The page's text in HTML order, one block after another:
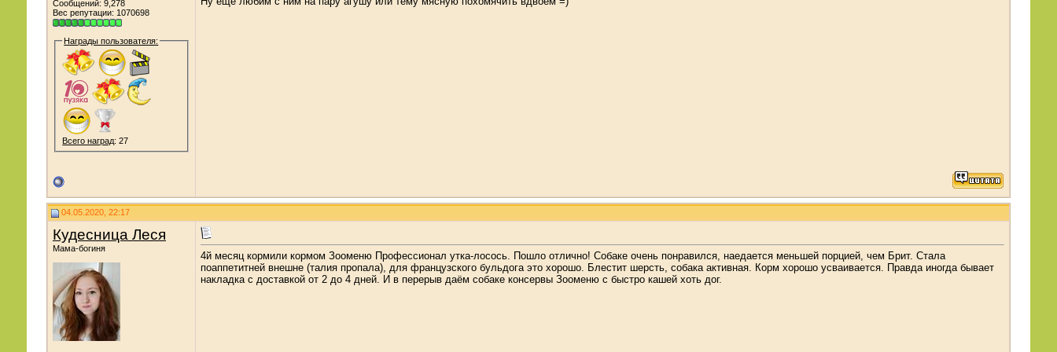
Сообщений: 9,278
Вес репутации: 1070698
Награды пользователя:
Всего наград: 27
04.05.2020, 22:17
Кудесница Леся
Мама-богиня
4й месяц кормили кормом Зооменю Профессионал утка-лосось. Пошло отлично! Собаке очень понравился, наедается меньшей порцией, чем Брит. Стала
поаппетитней внешне (талия пропала), для французского бульдога это хорошо. Блестит шерсть, собака активная. Корм хорошо усваивается. Правда иногда бывает
накладка с доставкой от 2 до 4 дней. И в перерыв даём собаке консервы Зооменю с быстро кашей хоть дог.